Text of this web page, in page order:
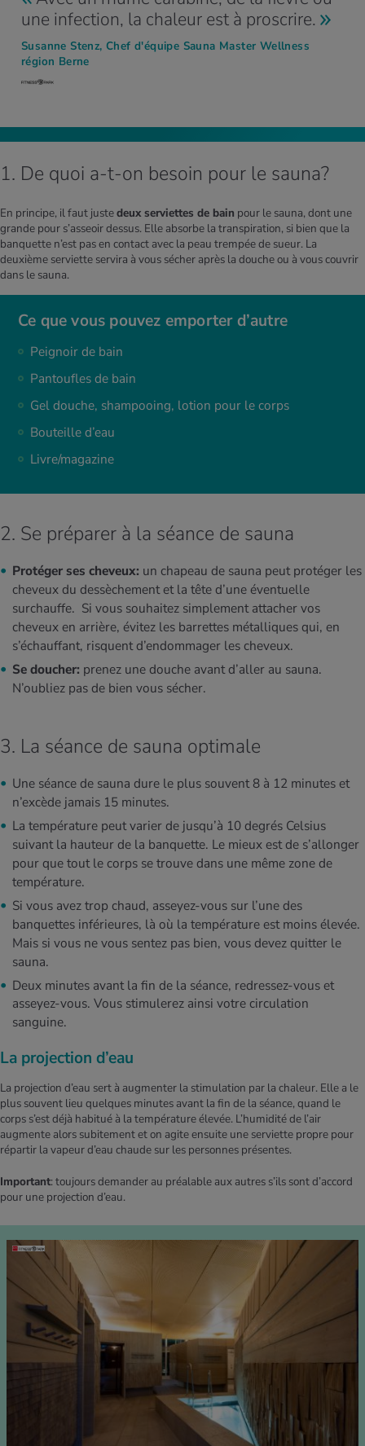
une infection, la chaleur est à proscrire.
Susanne Stenz, Chef d'équipe Sauna Master Wellness
région Berne
1. De quoi a-t-on besoin pour le sauna?
Ce que vous pouvez emporter d’autre
Peignoir de bain
Pantoufles de bain
Gel douche, shampooing, lotion pour le corps
Bouteille d’eau
Livre/magazine
En principe, il faut justedeux serviettes de bain pour le sauna, dont une
grande pour s’asseoir dessus. Elle absorbe la transpiration, si bien que la
banquette n’est pas en contact avec la peau trempée de sueur. La
deuxième serviette servira à vous sécher après la douche ou à vous couvrir
dans le sauna.
2. Se préparer à la séance de sauna
Protéger ses cheveux: un chapeau de sauna peut protéger les
cheveux du dessèchement et la tête d’une éventuelle
surchauffe. Si vous souhaitez simplement attacher vos
cheveux en arrière, évitez les barrettes métalliques qui, en
s’échauffant, risquent d’endommager les cheveux.
Se doucher: prenez une douche avant d’aller au sauna.
N’oubliez pas de bien vous sécher.
3. La séance de sauna optimale
Une séance de sauna dure le plus souvent 8 à 12 minutes et
n’excède jamais 15 minutes.
La température peut varier de jusqu’à 10 degrés Celsius
suivant la hauteur de la banquette. Le mieux est de s’allonger
pour que tout le corps se trouve dans une même zone de
température.
Si vous avez trop chaud, asseyez-vous sur l’une des
banquettes inférieures, là où la température est moins élevée.
Mais si vous ne vous sentez pas bien, vous devez quitter le
sauna.
Deux minutes avant la fin de la séance, redressez-vous et
asseyez-vous. Vous stimulerez ainsi votre circulation
sanguine.
La projection d’eau
La projection d’eau sert à augmenter la stimulation par la chaleur. Elle a le
plus souvent lieu quelques minutes avant la fin de la séance, quand le
corps s’est déjà habitué à la température élevée. L’humidité de l’air
augmente alors subitement et on agite ensuite une serviette propre pour
répartir la vapeur d’eau chaude sur les personnes présentes.
Important: toujours demander au préalable aux autres s’ils sont d’accord
pour une projection d’eau.